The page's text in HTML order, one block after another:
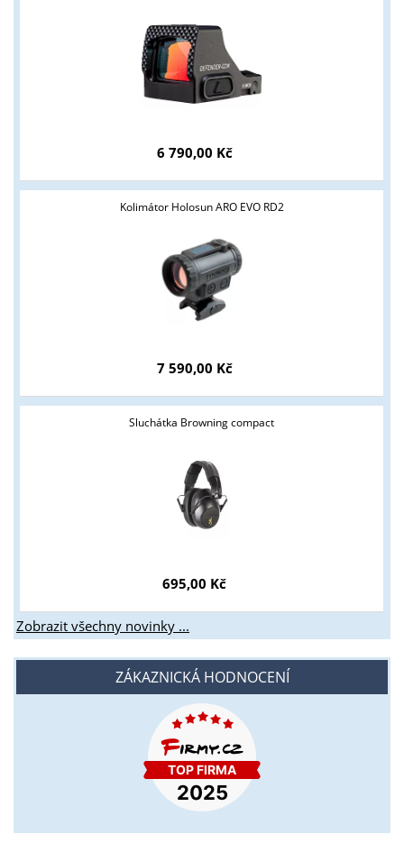
6 790,00 Kč
Kolimátor Holosun ARO EVO RD2
7 590,00 Kč
Sluchátka Browning compact
695,00 Kč
Zobrazit všechny novinky ...
ZÁKAZNICKÁ HODNOCENÍ
podnikatelům v oblasti zbraně a střelivo. Splňujete tyto
podmínky?
ANO NE